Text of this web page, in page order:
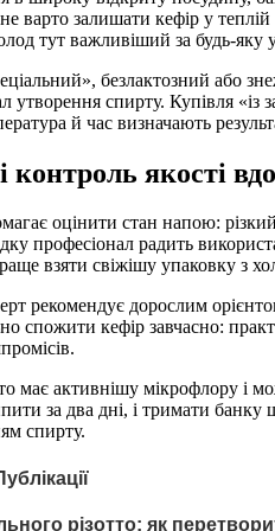
варто залишати кефір у
тут важливіший за будь-яку
безлактозний або
утворення спирту. Купівля
й час визначають
контроль якості
оцінити стан напою:
професіонал радить
взяти свіжішу упаковку з
рекомендує дорослим
спожити кефір завчасно:
має активнішу мікрофлору і
за два дні, і тримати
спирту.
різотто: як